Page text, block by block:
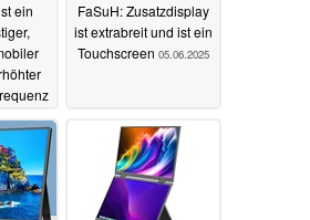
ein
FaSuH: Zusatzdisplay
ist extrabreit und ist ein
Touchscreen 05.06.2025